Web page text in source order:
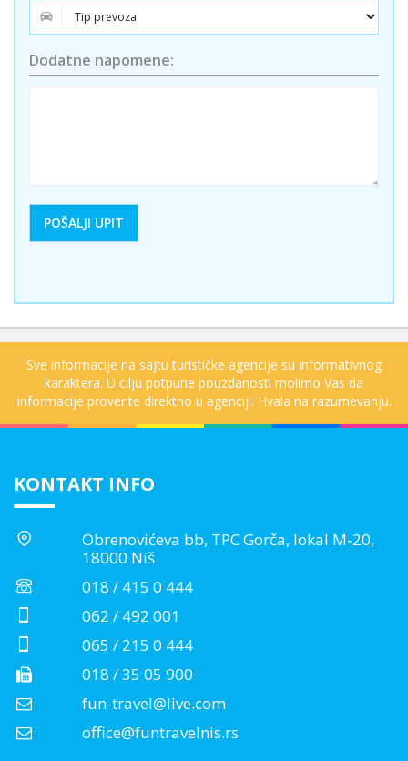
Dodatne napomene:
Sve informacije na sajtu turističke agencije su informativnog
karaktera. U cilju potpune pouzdanosti molimo Vas da
informacije proverite direktno u agenciji. Hvala na razumevanju.
KONTAKT INFO
Obrenovićeva bb, TPC Gorča, lokal M-20,
18000 Niš
018 / 415 0 444
062 / 492 001
065 / 215 0 444
018 / 35 05 900
fun-travel@live.com
office@funtravelnis.rs